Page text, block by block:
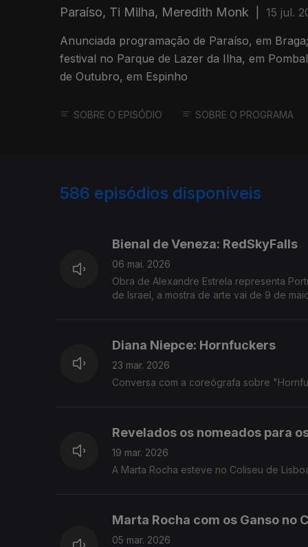
Paraíso, Ti Milha, Meredith Monk 15 jul.
Anunciada programação de Paraíso, em
festival no Parque de Lazer da Ilha, em
de Outubro, em Espinho
SOBRE O EPISÓDIO SOBRE O PROGRAMA
586 episódios disponíveis
Bienal de Veneza: RedSkyFalls
06 mai. 2026
Obra de Alexandre Estrela representa
de Israel, a mostra de arte vai de 9 de
Diana Niepce: Hornfuckers
23 mar. 2026
Conversa com a coreógrafa sobre
Revelados os nomeados para
19 mar. 2026
A Marta Rocha esteve no Coliseu de
Marta Rocha com os Ganso no
05 mar. 2026